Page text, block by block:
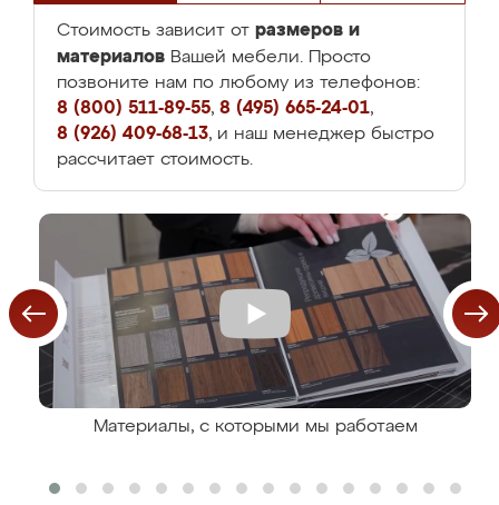
Стоимость зависит от размеров и
материалов Вашей мебели. Просто
позвоните нам по любому из телефонов:
8 (800) 511-89-55, 8 (495) 665-24-01,
8 (926) 409-68-13, и наш менеджер быстро
рассчитает стоимость.
Материалы, с которыми мы работаем